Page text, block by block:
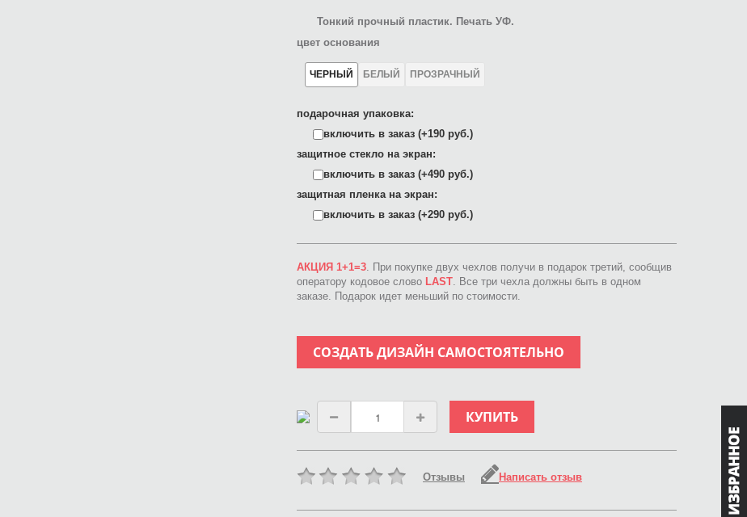
Тонкий прочный пластик. Печать УФ.
цвет основания
ЧЕРНЫЙ БЕЛЫЙ ПРОЗРАЧНЫЙ
подарочная упаковка:
включить в заказ (+190 руб.)
защитное стекло на экран:
включить в заказ (+490 руб.)
защитная пленка на экран:
включить в заказ (+290 руб.)
АКЦИЯ 1+1=3. При покупке двух чехлов получи в подарок третий, сообщив
оператору кодовое слово LAST. Все три чехла должны быть в одном
заказе. Подарок идет меньший по стоимости.
СОЗДАТЬ ДИЗАЙН САМОСТОЯТЕЛЬНО
КУПИТЬ
Отзывы Написать отзыв